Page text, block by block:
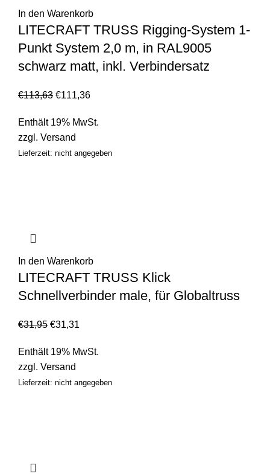
In den Warenkorb
LITECRAFT TRUSS Rigging-System 1-
Punkt System 2,0 m, in RAL9005
schwarz matt, inkl. Verbindersatz
€113,63 €111,36
Enthält 19% MwSt.
zzgl. Versand
Lieferzeit: nicht angegeben
In den Warenkorb
LITECRAFT TRUSS Klick
Schnellverbinder male, für Globaltruss
€31,95 €31,31
Enthält 19% MwSt.
zzgl. Versand
Lieferzeit: nicht angegeben